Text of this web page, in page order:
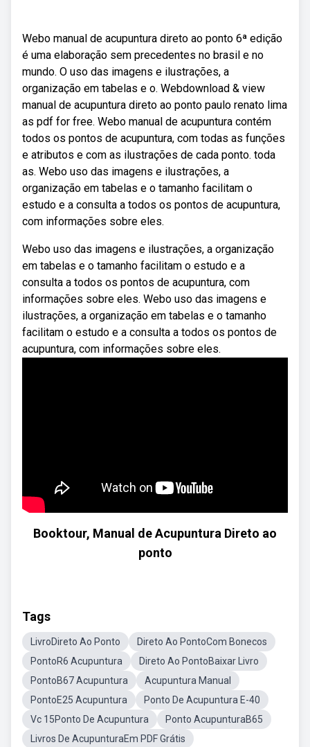
Webo manual de acupuntura direto ao ponto 6ª edição
é uma elaboração sem precedentes no brasil e no
mundo. O uso das imagens e ilustrações, a
organização em tabelas e o. Webdownload & view
manual de acupuntura direto ao ponto paulo renato lima
as pdf for free. Webo manual de acupuntura contém
todos os pontos de acupuntura, com todas as funções
e atributos e com as ilustrações de cada ponto. toda
as. Webo uso das imagens e ilustrações, a
organização em tabelas e o tamanho facilitam o
estudo e a consulta a todos os pontos de acupuntura,
com informações sobre eles.
Webo uso das imagens e ilustrações, a organização
em tabelas e o tamanho facilitam o estudo e a
consulta a todos os pontos de acupuntura, com
informações sobre eles. Webo uso das imagens e
ilustrações, a organização em tabelas e o tamanho
facilitam o estudo e a consulta a todos os pontos de
acupuntura, com informações sobre eles.
Booktour, Manual de Acupuntura Direto ao
ponto
Tags
LivroDireto Ao Ponto
Direto Ao PontoCom Bonecos
PontoR6 Acupuntura
Direto Ao PontoBaixar Livro
PontoB67 Acupuntura
Acupuntura Manual
PontoE25 Acupuntura
Ponto De Acupuntura E-40
Vc 15Ponto De Acupuntura
Ponto AcupunturaB65
Livros De AcupunturaEm PDF Grátis